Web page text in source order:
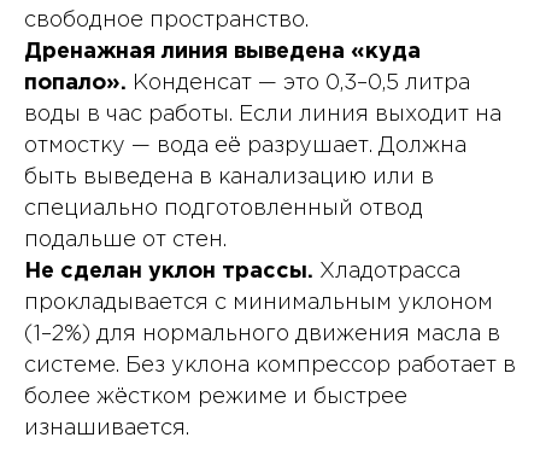
свободное пространство.
Дренажная линия выведена «куда
попало». Конденсат — это 0,3–0,5 литра
воды в час работы. Если линия выходит на
отмостку — вода её разрушает. Должна
быть выведена в канализацию или в
специально подготовленный отвод
подальше от стен.
Не сделан уклон трассы. Хладотрасса
прокладывается с минимальным уклоном
(1–2%) для нормального движения масла в
системе. Без уклона компрессор работает в
более жёстком режиме и быстрее
изнашивается.